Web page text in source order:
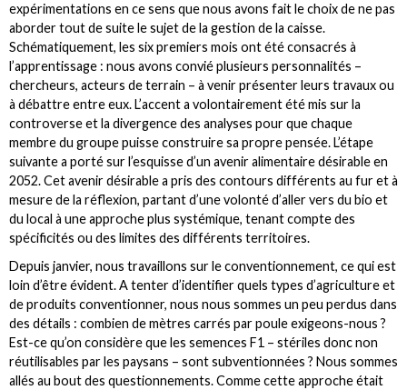
expérimentations en ce sens que nous avons fait le choix de ne pas
aborder tout de suite le sujet de la gestion de la caisse.
Schématiquement, les six premiers mois ont été consacrés à
l’apprentissage : nous avons convié plusieurs personnalités –
chercheurs, acteurs de terrain – à venir présenter leurs travaux ou
à débattre entre eux. L’accent a volontairement été mis sur la
controverse et la divergence des analyses pour que chaque
membre du groupe puisse construire sa propre pensée. L’étape
suivante a porté sur l’esquisse d’un avenir alimentaire désirable en
2052. Cet avenir désirable a pris des contours différents au fur et à
mesure de la réflexion, partant d’une volonté d’aller vers du bio et
du local à une approche plus systémique, tenant compte des
spécificités ou des limites des différents territoires.
Depuis janvier, nous travaillons sur le conventionnement, ce qui est
loin d’être évident. A tenter d’identifier quels types d’agriculture et
de produits conventionner, nous nous sommes un peu perdus dans
des détails : combien de mètres carrés par poule exigeons-nous ?
Est-ce qu’on considère que les semences F1 – stériles donc non
réutilisables par les paysans – sont subventionnées ? Nous sommes
allés au bout des questionnements. Comme cette approche était